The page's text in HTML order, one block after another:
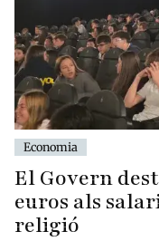
Economia
El Govern
euros als
religió